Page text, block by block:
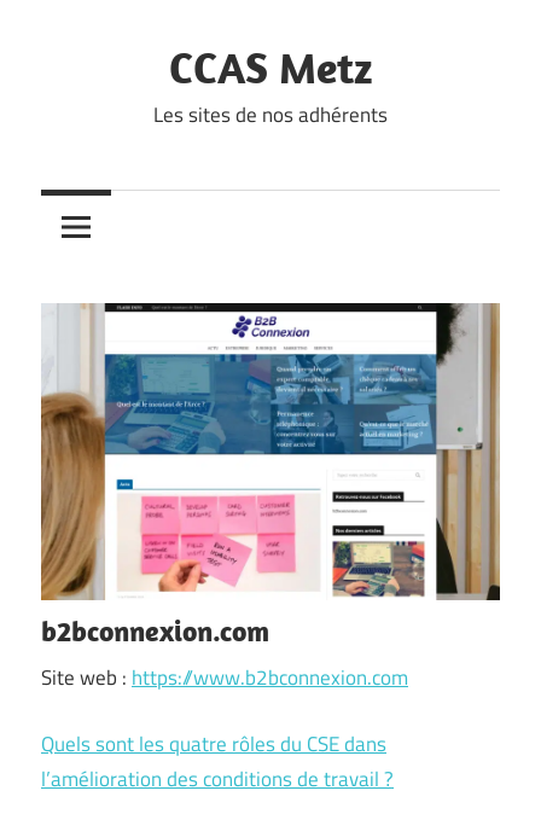
CCAS Metz
Les sites de nos adhérents
b2bconnexion.com
Site web : https://www.b2bconnexion.com
Quels sont les quatre rôles du CSE dans
l’amélioration des conditions de travail ?